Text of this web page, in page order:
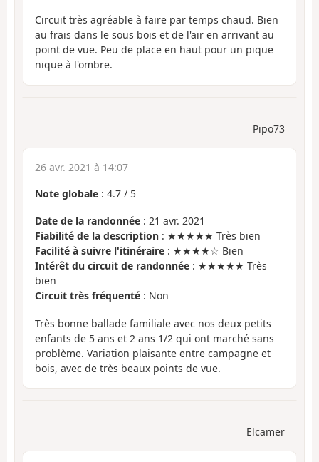
Circuit très agréable à faire par temps chaud. Bien
au frais dans le sous bois et de l'air en arrivant au
point de vue. Peu de place en haut pour un pique
nique à l'ombre.
Pipo73
26 avr. 2021 à 14:07
Note globale : 4.7 / 5
Date de la randonnée : 21 avr. 2021
Fiabilité de la description : ★★★★★ Très bien
Facilité à suivre l'itinéraire : ★★★★☆ Bien
Intérêt du circuit de randonnée : ★★★★★ Très
bien
Circuit très fréquenté : Non
Très bonne ballade familiale avec nos deux petits
enfants de 5 ans et 2 ans 1/2 qui ont marché sans
problème. Variation plaisante entre campagne et
bois, avec de très beaux points de vue.
Elcamer